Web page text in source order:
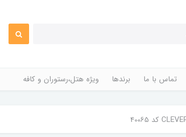
تماس با ما برندها ویژه هتل،رستوران و کافه